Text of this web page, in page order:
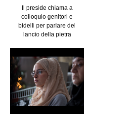
Il preside chiama a
colloquio genitori e
bidelli per parlare del
lancio della pietra